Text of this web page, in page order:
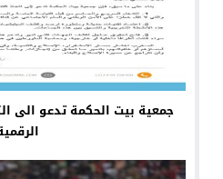
جمعية بيت الحكمة تدعو الى